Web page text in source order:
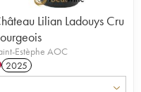
Lilian Ladouys Cru
Estèphe AOC
2025